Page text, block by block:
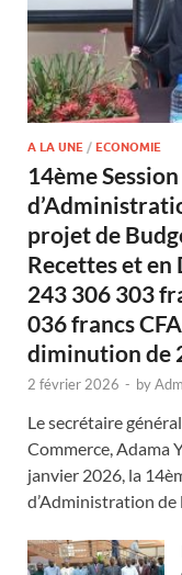
A LA UNE / ECONOMIE
14ème
projet de
Recettes et en
243 306 303
036 francs
diminution de
2 février 2026 - by
Le secrétaire
Commerce, Adama
janvier 2026, la
d’Administration de